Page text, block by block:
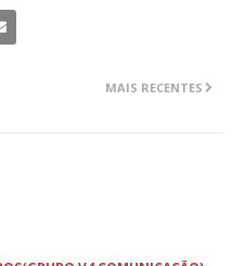
MAIS RECENTES